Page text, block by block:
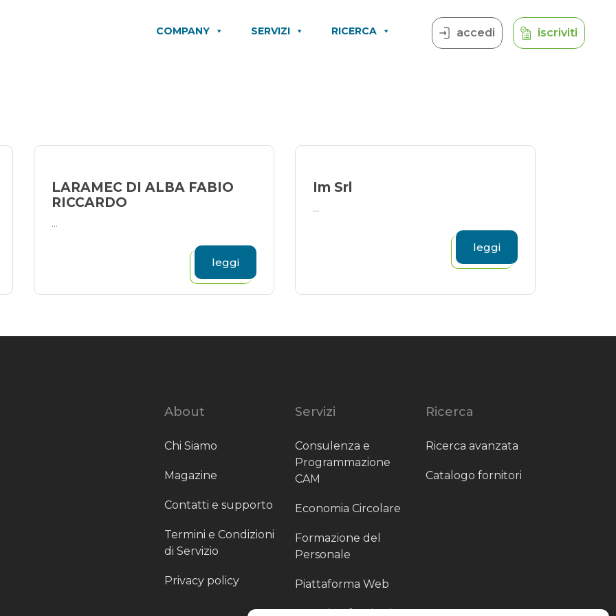
COMPANY SERVIZI RICERCA accedi iscriviti
LARAMEC DI ALBA FABIO
RICCARDO
...
leggi
Im Srl
...
leggi
About
Chi Siamo
Magazine
Contatti e supporto
Termini e Condizioni
di Servizio
Privacy policy
Servizi
Consulenza e
Programmazione
CAM
Economia Circolare
Formazione del
Personale
Piattaforma Web
Ricerca
Ricerca avanzata
Catalogo fornitori